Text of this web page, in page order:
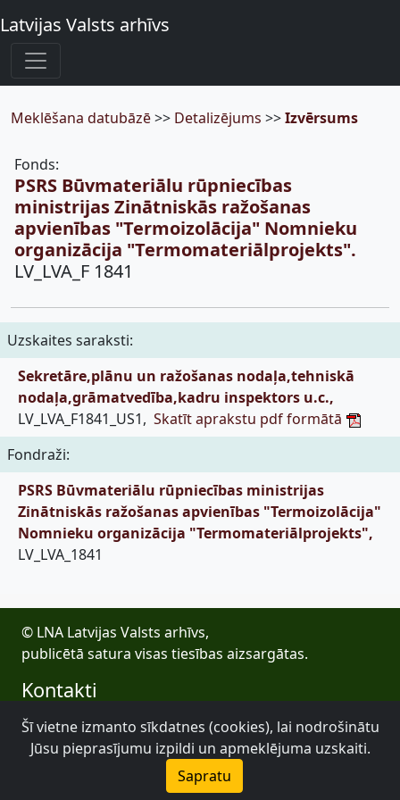
Latvijas Valsts arhīvs
Meklēšana datubāzē>> Detalizējums >>Izvērsums
Fonds:
PSRS Būvmateriālu rūpniecības
ministrijas Zinātniskās ražošanas
apvienības "Termoizolācija" Nomnieku
organizācija "Termomateriālprojekts".
LV_LVA_F 1841
Uzskaites saraksti:
Sekretāre,plānu un ražošanas nodaļa,tehniskā
nodaļa,grāmatvedība,kadru inspektors u.c.,
LV_LVA_F1841_US1, Skatīt aprakstu pdf formātā
Fondraži:
PSRS Būvmateriālu rūpniecības ministrijas
Zinātniskās ražošanas apvienības "Termoizolācija"
Nomnieku organizācija "Termomateriālprojekts",
LV_LVA_1841
© LNA Latvijas Valsts arhīvs,
publicētā satura visas tiesības aizsargātas.
Kontakti
E-pasts: lva@arhivi.gov.lv
Tālrunis: +371 20027447
Bezdelīgu 1A, Rīga
Šī vietne izmanto sīkdatnes (cookies), lai nodrošinātu
Jūsu pieprasījumu izpildi un apmeklējuma uzskaiti.
Sapratu